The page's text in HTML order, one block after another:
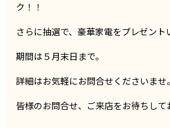
ク！！
さらに抽選で、豪華家電をプレゼント
期間は５月末日まで。
詳細はお気軽にお問合せくださいませ。
皆様のお問合せ、ご来店をお待ちして